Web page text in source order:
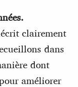
clairement
dans
dont
améliorer